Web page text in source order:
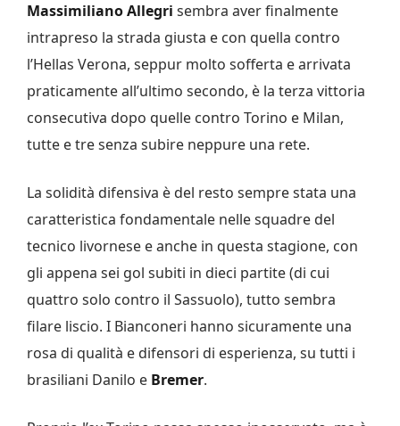
Massimiliano Allegri sembra aver finalmente
intrapreso la strada giusta e con quella contro
l’Hellas Verona, seppur molto sofferta e arrivata
praticamente all’ultimo secondo, è la terza vittoria
consecutiva dopo quelle contro Torino e Milan,
tutte e tre senza subire neppure una rete.
La solidità difensiva è del resto sempre stata una
caratteristica fondamentale nelle squadre del
tecnico livornese e anche in questa stagione, con
gli appena sei gol subiti in dieci partite (di cui
quattro solo contro il Sassuolo), tutto sembra
filare liscio. I Bianconeri hanno sicuramente una
rosa di qualità e difensori di esperienza, su tutti i
brasiliani Danilo e Bremer.